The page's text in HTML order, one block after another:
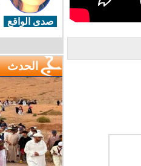
صدى الواقع
الحدث